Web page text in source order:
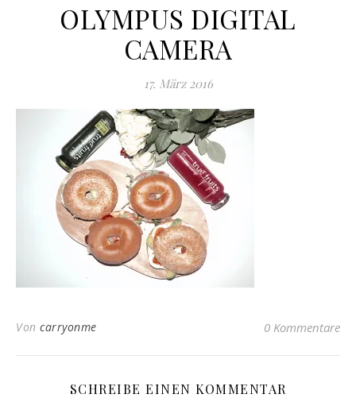
OLYMPUS DIGITAL
CAMERA
17. März 2016
Von carryonme 0 Kommentare
SCHREIBE EINEN KOMMENTAR